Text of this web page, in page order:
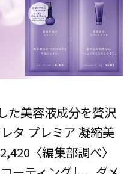
た美容液成分を贅沢
タ プレミア 凝縮美
〈編集部調べ〉